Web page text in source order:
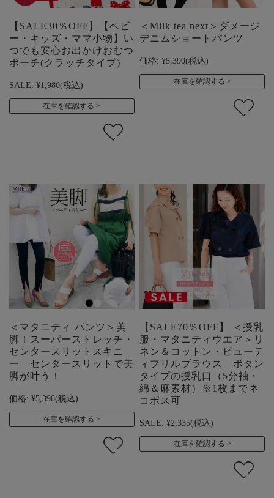
【SALE30％OFF】【ベビ
ー・キッズ・ママ小物】い
つでも安心お出かけおむつ
ポーチ(クラッチタイプ)
SALE: ¥1,980(税込)
在庫を確認する
＜Milk tea next＞ダメージ
デニムショートパンツ
価格: ¥5,390(税込)
在庫を確認する
＜マタニティ パンツ＞美
脚！スーパーストレッチ・
センタースリットスキニ
ー センタースリットで美
脚が叶う！
価格: ¥5,390(税込)
在庫を確認する
【SALE70％OFF】 ＜授乳
服・マタニティウエア＞リ
ネン＆コットン・ビューテ
ィフリルブラウス ボタン
タイプの授乳口（5分袖・
綿＆麻素材）※1枚までネ
コポス可
SALE: ¥2,335(税込)
在庫を確認する